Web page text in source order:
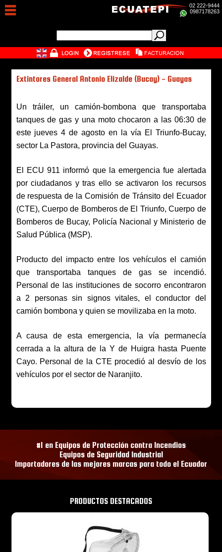
02 222-9444
0987178263
Extintores General Antonio Elizalde (Bucay) - Guayas
Un tráiler, un camión-bombona que transportaba
tanques de gas y una moto chocaron a las 06:30 de
este jueves 4 de agosto en la vía El Triunfo-Bucay,
sector La Pastora, provincia del Guayas.
El ECU 911 informó que la emergencia fue alertada
por ciudadanos y tras ello se activaron los recursos
de respuesta de la Comisión de Tránsito del Ecuador
(CTE), Cuerpo de Bomberos de El Triunfo, Cuerpo de
Bomberos de Bucay, Policía Nacional y Ministerio de
Salud Pública (MSP).
Producto del impacto entre los vehículos el camión
que transportaba tanques de gas se incendió.
Personal de las instituciones de socorro encontraron
a 2 personas sin signos vitales, el conductor del
camión bombona y quien se movilizaba en la moto.
A causa de esta emergencia, la vía permanecía
cerrada a la altura de la Y de Huigra hasta Puente
Cayo. Personal de la CTE procedió al desvío de los
vehículos por el sector de Naranjito.
#1 en Equipos de Protección contra Incendios
Equipos de Seguridad Industrial
Importadores de las mejores marcas para todo el Ecuador
PRODUCTOS DESTACADOS